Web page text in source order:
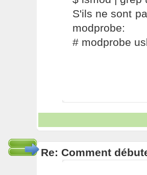
S'ils ne sont
modprobe:
# modprobe
Re: Comment